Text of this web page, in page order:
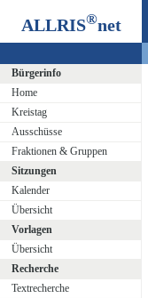
ALLRIS®net
Bürgerinfo
Home
Kreistag
Ausschüsse
Fraktionen & Gruppen
Sitzungen
Kalender
Übersicht
Vorlagen
Übersicht
Recherche
Textrecherche